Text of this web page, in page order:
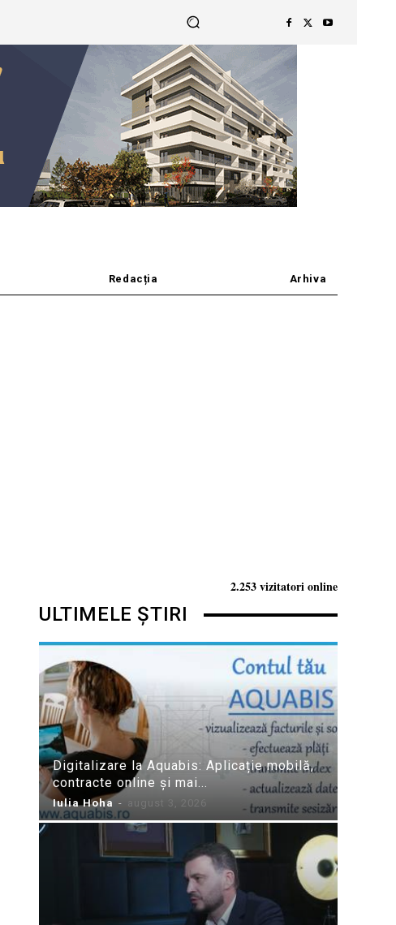
Redacția Arhiva
2.253 vizitatori online
ULTIMELE ȘTIRI
Digitalizare la Aquabis: Aplicație mobilă,
contracte online și mai...
Iulia Hoha - august 3, 2026